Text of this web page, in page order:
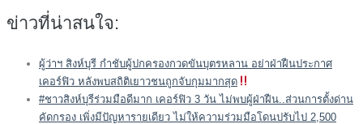
ข่าวที่น่าสนใจ:
ผู้ว่าฯ สิงห์บุรี กำชับผู้ปกครองกวดขันบุตรหลาน อย่าฝ่าฝืนประกาศ
เคอร์ฟิว หลังพบสถิติเยาวชนถูกจับกุมมากสุด
#ชาวสิงห์บุรีร่วมมือดีมาก เคอร์ฟิว 3 วัน ไม่พบผู้ฝ่าฝืน..ส่วนการตั้งด่าน
คัดกรอง เพิ่งมีปัญหารายเดียว ไม่ให้ความร่วมมือโดนปรับไป 2,500